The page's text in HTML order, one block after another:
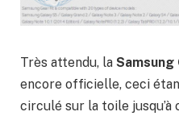
Très attendu, la Samsung
encore officielle, ceci
circulé sur la toile jusqu’à